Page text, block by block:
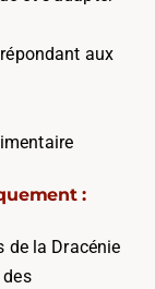
aux
:
de la Dracénie
des